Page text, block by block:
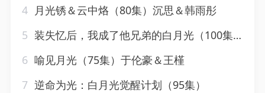
4 月光锈＆云中烙（80集）沉思＆韩雨彤
5 装失忆后，我成了他兄弟的白月光（100集）鲍李宁＆李佳乐&赵慧
6 喻见月光（75集）于伦豪＆王槿
7 逆命为光：白月光觉醒计划（95集）